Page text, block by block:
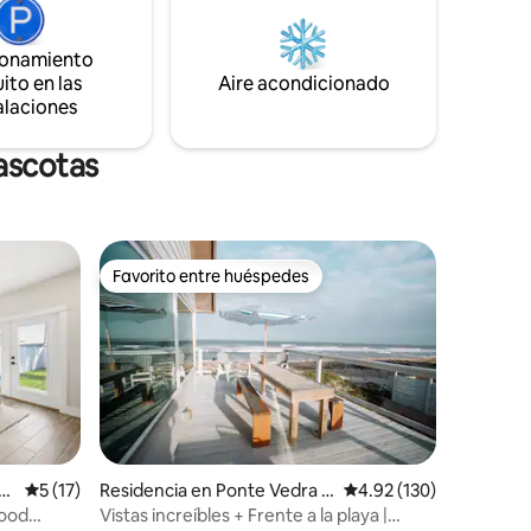
es
arteria principal en Jax, a 10 minutos de la
clínica Mayo, a 15 minutos del centro de la
en las
Aire acondicionado
Calificación promedio: 5 de 5; 17 evaluaciones
5 (17)
Favorito entre huéspedes
Favorito entre huéspedes
Residencia en Ponte Vedra B
each
Calificación promedio:
4.92 (130)
Vistas increíbles + Frente a la playa |